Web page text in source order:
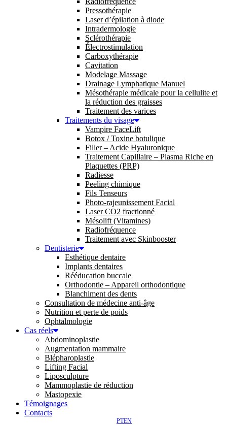
Pressothérapie
Laser d’épilation à diode
Intradermologie
Sclérothérapie
Électrostimulation
Carboxythérapie
Cavitation
Modelage Massage
Drainage Lymphatique Manuel
Mésothérapie médicale pour la cellulite et
la réduction des graisses
Traitement des varices
Traitements du visage
Vampire FaceLift
Botox / Toxine botulique
Filler – Acide Hyaluronique
Traitement Capillaire – Plasma Riche en
Plaquettes (PRP)
Radiesse
Peeling chimique
Fils Tenseurs
Photo-rajeunissement Facial
Laser CO2 fractionné
Mésolift (Vitamines)
Radiofréquence
Traitement avec Skinbooster
Dentisterie
Esthétique dentaire
Implants dentaires
Rééducation buccale
Orthodontie – Appareil orthodontique
Blanchiment des dents
Consultation de médecine anti-âge
Nutrition et perte de poids
Ophtalmologie
Cas réels
Abdominoplastie
Augmentation mammaire
Blépharoplastie
Lifting Facial
Liposculpture
Mammoplastie de réduction
Mastopexie
Témoignages
Contacts
PTEN